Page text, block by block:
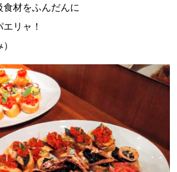
材をふんだんに
リャ！